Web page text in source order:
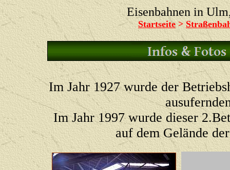
Eisenbahnen in
Startseite>
Im Jahr 1927 wurde der
Im Jahr 1997 wurde dieser
auf dem Gelände